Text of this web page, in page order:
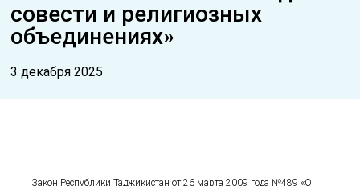
совести и религиозных
объединениях»
3 декабря 2025
Закон Республики Таджикистан от 26 марта 2009 года №489 «О